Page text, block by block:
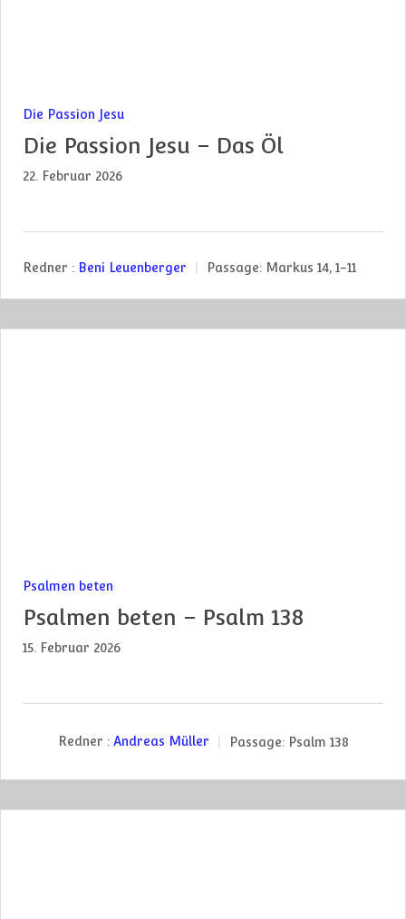
Die Passion Jesu
Die Passion Jesu – Das Öl
22. Februar 2026
Redner : Beni Leuenberger Passage: Markus 14, 1-11
Psalmen beten
Psalmen beten – Psalm 138
15. Februar 2026
Redner : Andreas Müller Passage: Psalm 138